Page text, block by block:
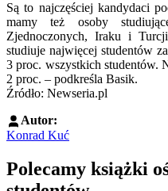
Są to najczęściej kandydaci
mamy też osoby
Zjednoczonych, Iraku i
studiuje najwięcej studentów
3 proc. wszystkich studentów.
2 proc. – podkreśla Basik.
Źródło: Newseria.pl
Autor:
Konrad Kuć
Polecamy książki